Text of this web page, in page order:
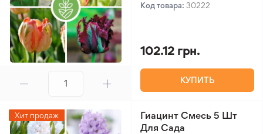
Код товара: 30222
102.12 грн.
КУПИТЬ
Хит продаж
Гиацинт Смесь 5 Шт
Для Сада